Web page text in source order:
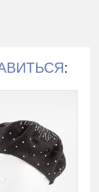
: